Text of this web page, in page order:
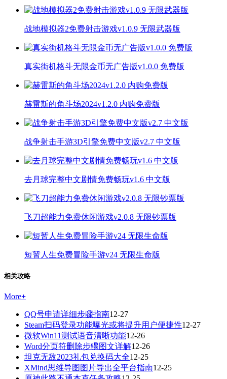
战地模拟器2免费射击游戏v1.0.9 无限武器版
真实街机格斗无限金币无广告版v1.0.0 免费版
赫雷斯的角斗场2024v1.2.0 内购免费版
战争射击手游3D引擎免费中文版v2.7 中文版
去月球完整中文剧情免费畅玩v1.6 中文版
飞刀超能力免费休闲游戏v2.0.8 无限钞票版
短暂人生免费冒险手游v24 无限生命版
相关攻略
More+
QQ号申请详细步骤指南12-27
Steam扫码登录功能曝光或将提升用户便捷性12-27
微软Win11测试语音清晰功能12-26
Word分页符删除步骤图文详解12-26
坦克无敌2023礼包兑换码大全12-25
XMind思维导图图片导出全平台指南12-25